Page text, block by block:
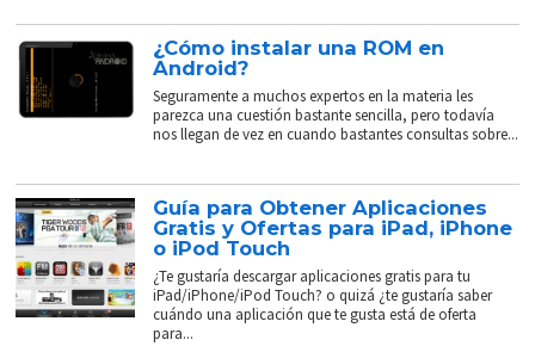
¿Cómo instalar una ROM en
Android?
Seguramente a muchos expertos en la materia les
parezca una cuestión bastante sencilla, pero todavía
nos llegan de vez en cuando bastantes consultas sobre...
Guía para Obtener Aplicaciones
Gratis y Ofertas para iPad, iPhone
o iPod Touch
¿Te gustaría descargar aplicaciones gratis para tu
iPad/iPhone/iPod Touch? o quizá ¿te gustaría saber
cuándo una aplicación que te gusta está de oferta
para...